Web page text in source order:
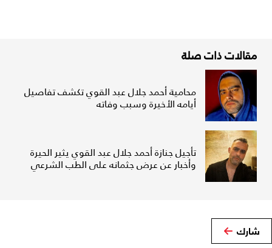
مقالات ذات صلة
محامية أحمد جلال عبد القوي تكشف تفاصيل
أيامه الأخيرة وسبب وفاته
تأجيل جنازة أحمد جلال عبد القوي يثير الحيرة
وأخبار عن عرض جثمانه على الطب الشرعي
شارك